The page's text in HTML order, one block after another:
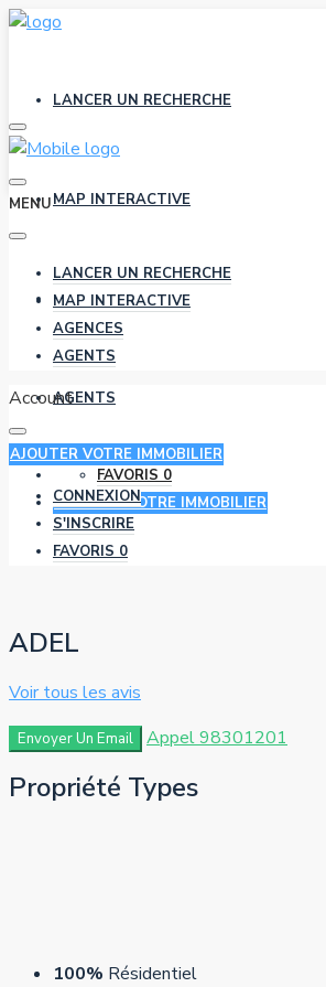
LANCER UN RECHERCHE
MAP INTERACTIVE
AGENCES
AGENTS
FAVORIS 0
AJOUTER VOTRE IMMOBILIER
MENU
LANCER UN RECHERCHE
MAP INTERACTIVE
AGENCES
AGENTS
Account
AJOUTER VOTRE IMMOBILIER
CONNEXION
S'INSCRIRE
FAVORIS 0
ADEL
Voir tous les avis
Envoyer Un Email Appel98301201
Propriété Types
100% Résidentiel